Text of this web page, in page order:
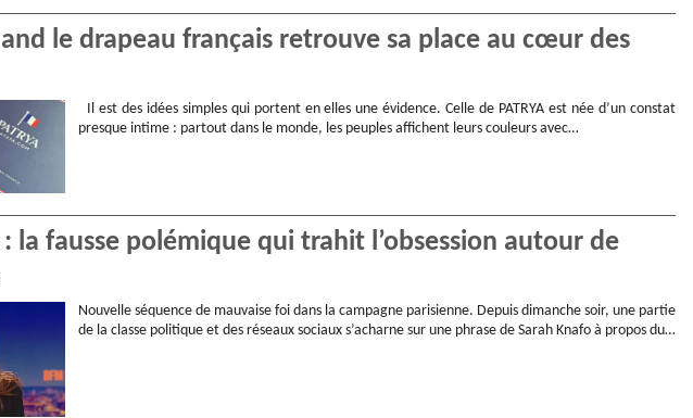
le drapeau français retrouve sa place au cœur des
Il est des idées simples qui portent en elles une évidence. Celle de PATRYA est née d’un constat
presque intime : partout dans le monde, les peuples affichent leurs couleurs avec…
: la fausse polémique qui trahit l’obsession autour de
Nouvelle séquence de mauvaise foi dans la campagne parisienne. Depuis dimanche soir, une partie
de la classe politique et des réseaux sociaux s’acharne sur une phrase de Sarah Knafo à propos du…